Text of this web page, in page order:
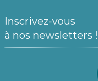
Inscrivez-vous
à nos newsletters !